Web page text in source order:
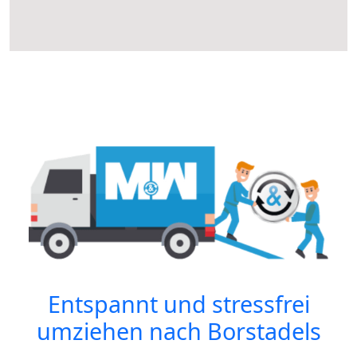
Entspannt und stressfrei
umziehen nach Borstadels